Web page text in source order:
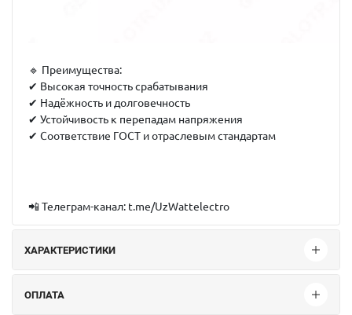
🔹 Преимущества:
✔ Высокая точность срабатывания
✔ Надёжность и долговечность
✔ Устойчивость к перепадам напряжения
✔ Соответствие ГОСТ и отраслевым стандартам
📲Телеграм-канал: t.me/UzWattelectro
ХАРАКТЕРИСТИКИ
ОПЛАТА